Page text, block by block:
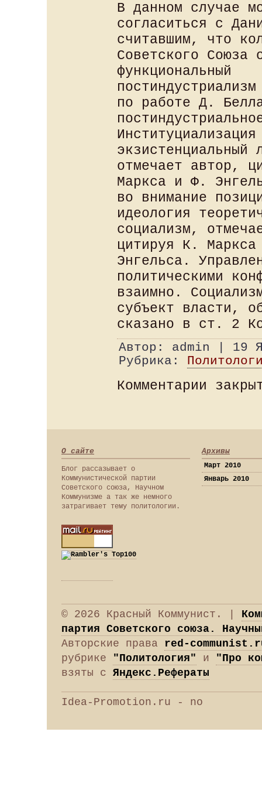
В данном случае
согласиться с
считавшим, что
Советского Союза
функциональный
по работе Д.
экзистенциальный
отмечает автор,
Маркса и Ф.
во внимание
идеология
социализм,
цитируя К.
Энгельса.
политическими
взаимно.
субъект власти,
сказано в ст. 2
Автор: admin | 19
Рубрика:
Комментарии
О сайте
Блог рассазывает о
Коммунистической партии
Советского союза, Научном
Коммунизме а так же немного
затрагивает тему политологии.
Архивы
Март 2010
Январь 2010
© 2026 Красный Коммунист. |
партия Советского союза.
Авторские права red-
рубрике "Политология" и "Про
взяты с Яндекс.Рефераты
Idea-Promotion.ru - no